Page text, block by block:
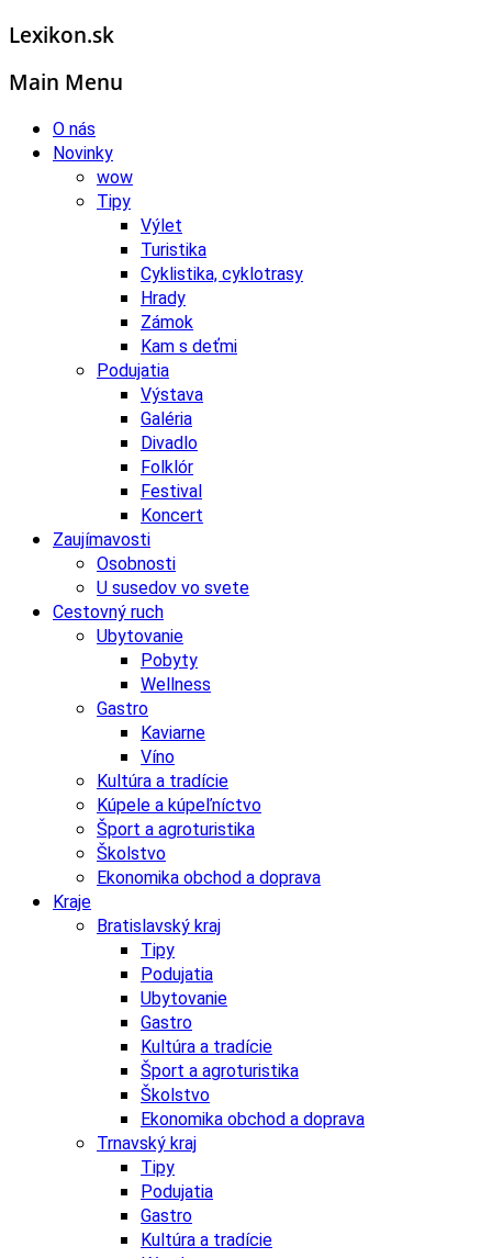
Lexikon.sk
Main Menu
O nás
Novinky
wow
Tipy
Výlet
Turistika
Cyklistika, cyklotrasy
Hrady
Zámok
Kam s deťmi
Podujatia
Výstava
Galéria
Divadlo
Folklór
Festival
Koncert
Zaujímavosti
Osobnosti
U susedov vo svete
Cestovný ruch
Ubytovanie
Pobyty
Wellness
Gastro
Kaviarne
Víno
Kultúra a tradície
Kúpele a kúpeľníctvo
Šport a agroturistika
Školstvo
Ekonomika obchod a doprava
Kraje
Bratislavský kraj
Tipy
Podujatia
Ubytovanie
Gastro
Kultúra a tradície
Šport a agroturistika
Školstvo
Ekonomika obchod a doprava
Trnavský kraj
Tipy
Podujatia
Gastro
Kultúra a tradície